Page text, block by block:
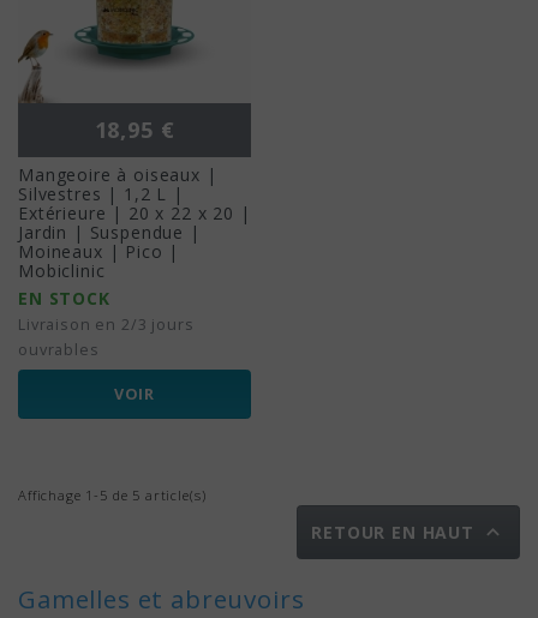
Prix
18,95 €
Mangeoire à oiseaux |
Silvestres | 1,2 L |
Extérieure | 20 x 22 x 20 |
Jardin | Suspendue |
Moineaux | Pico |
Mobiclinic
EN STOCK
Livraison en 2/3 jours
ouvrables
VOIR
Affichage 1-5 de 5 article(s)
RETOUR EN HAUT 
Gamelles et abreuvoirs